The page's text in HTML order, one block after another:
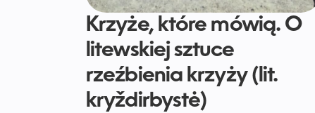
Krzyże, które mówią. O
litewskiej sztuce
rzeźbienia krzyży (lit.
kryždirbystė)